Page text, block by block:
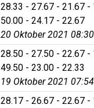
28.33 - 27.67 - 21.67 -
50.00 - 24.17 - 22.67
20 Oktober 2021
28.50 - 27.50 - 22.67 -
49.50 - 23.00 - 22.33
19 Oktober 2021
28.17 - 26.67 - 22.67 -